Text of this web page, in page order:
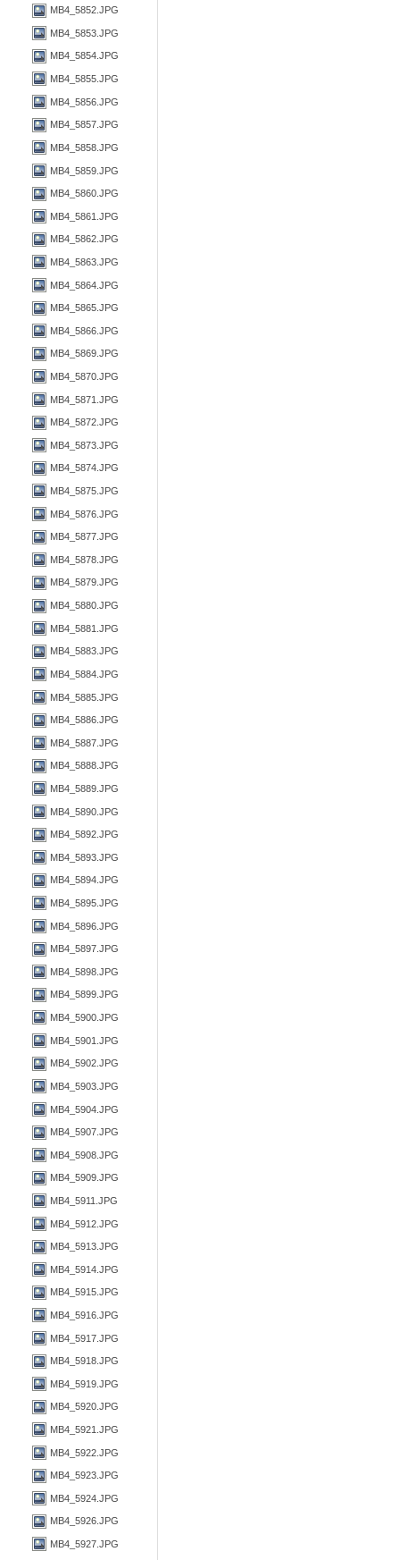
MB4_5852.JPG
MB4_5853.JPG
MB4_5854.JPG
MB4_5855.JPG
MB4_5856.JPG
MB4_5857.JPG
MB4_5858.JPG
MB4_5859.JPG
MB4_5860.JPG
MB4_5861.JPG
MB4_5862.JPG
MB4_5863.JPG
MB4_5864.JPG
MB4_5865.JPG
MB4_5866.JPG
MB4_5869.JPG
MB4_5870.JPG
MB4_5871.JPG
MB4_5872.JPG
MB4_5873.JPG
MB4_5874.JPG
MB4_5875.JPG
MB4_5876.JPG
MB4_5877.JPG
MB4_5878.JPG
MB4_5879.JPG
MB4_5880.JPG
MB4_5881.JPG
MB4_5883.JPG
MB4_5884.JPG
MB4_5885.JPG
MB4_5886.JPG
MB4_5887.JPG
MB4_5888.JPG
MB4_5889.JPG
MB4_5890.JPG
MB4_5892.JPG
MB4_5893.JPG
MB4_5894.JPG
MB4_5895.JPG
MB4_5896.JPG
MB4_5897.JPG
MB4_5898.JPG
MB4_5899.JPG
MB4_5900.JPG
MB4_5901.JPG
MB4_5902.JPG
MB4_5903.JPG
MB4_5904.JPG
MB4_5907.JPG
MB4_5908.JPG
MB4_5909.JPG
MB4_5911.JPG
MB4_5912.JPG
MB4_5913.JPG
MB4_5914.JPG
MB4_5915.JPG
MB4_5916.JPG
MB4_5917.JPG
MB4_5918.JPG
MB4_5919.JPG
MB4_5920.JPG
MB4_5921.JPG
MB4_5922.JPG
MB4_5923.JPG
MB4_5924.JPG
MB4_5926.JPG
MB4_5927.JPG